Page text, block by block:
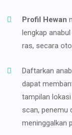
Profil Hewan
lengkap
ras, secara
Daftarkan
dapat
tampilan
scan, penemu
meninggalkan